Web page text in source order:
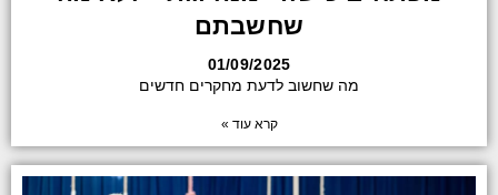
שחשבתם
01/09/2025
מה שחשוב לדעת מחקרים חדשים
קרא עוד »